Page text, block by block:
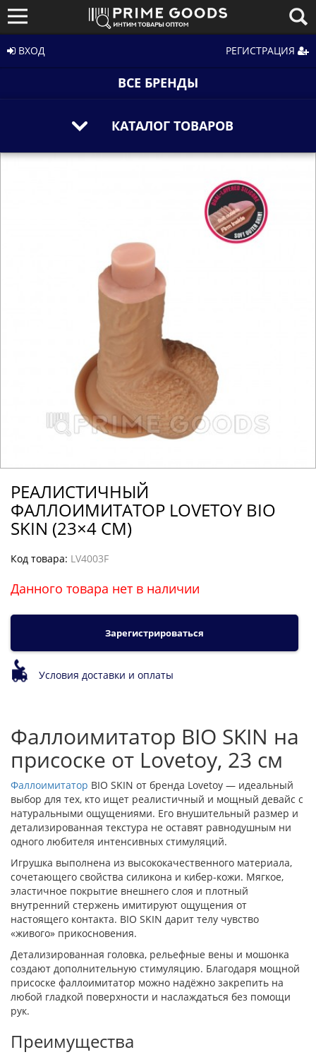
ВХОД РЕГИСТРАЦИЯ
ВСЕ БРЕНДЫ
КАТАЛОГ ТОВАРОВ
РЕАЛИСТИЧНЫЙ
ФАЛЛОИМИТАТОР LOVETOY BIO
SKIN (23×4 СМ)
Код товара: LV4003F
Данного товара нет в наличии
Зарегистрироваться
Условия доставки и оплаты
Фаллоимитатор BIO SKIN на
присоске от Lovetoy, 23 см
Фаллоимитатор BIO SKIN от бренда Lovetoy — идеальный
выбор для тех, кто ищет реалистичный и мощный девайс с
натуральными ощущениями. Его внушительный размер и
детализированная текстура не оставят равнодушным ни
одного любителя интенсивных стимуляций.
Игрушка выполнена из высококачественного материала,
сочетающего свойства силикона и кибер-кожи. Мягкое,
эластичное покрытие внешнего слоя и плотный
внутренний стержень имитируют ощущения от
настоящего контакта. BIO SKIN дарит телу чувство
«живого» прикосновения.
Детализированная головка, рельефные вены и мошонка
создают дополнительную стимуляцию. Благодаря мощной
присоске фаллоимитатор можно надёжно закрепить на
любой гладкой поверхности и наслаждаться без помощи
рук.
Преимущества